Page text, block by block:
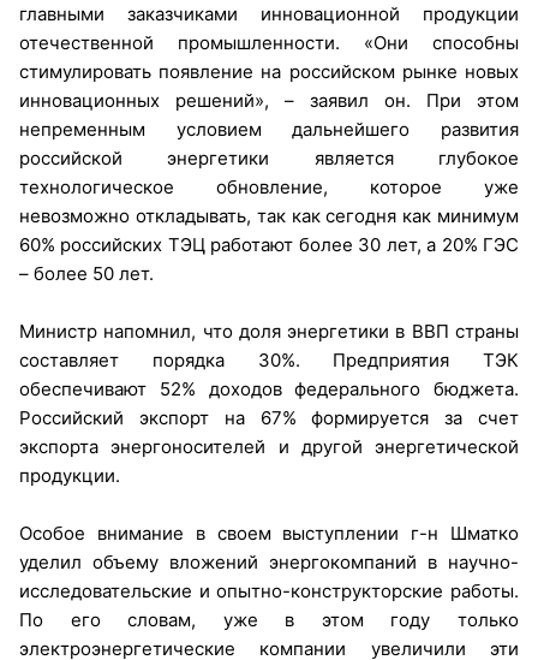
главными заказчиками инновационной продукции
отечественной промышленности. «Они способны
стимулировать появление на российском рынке новых
инновационных решений», – заявил он. При этом
непременным условием дальнейшего развития
российской энергетики является глубокое
технологическое обновление, которое уже
невозможно откладывать, так как сегодня как минимум
60% российских ТЭЦ работают более 30 лет, а 20% ГЭС
– более 50 лет.
Министр напомнил, что доля энергетики в ВВП страны
составляет порядка 30%. Предприятия ТЭК
обеспечивают 52% доходов федерального бюджета.
Российский экспорт на 67% формируется за счет
экспорта энергоносителей и другой энергетической
продукции.
Особое внимание в своем выступлении г-н Шматко
уделил объему вложений энергокомпаний в научно-
исследовательские и опытно-конструкторские работы.
По его словам, уже в этом году только
электроэнергетические компании увеличили эти